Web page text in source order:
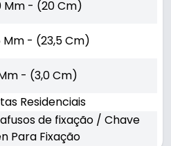
Mm - (20 Cm)
Mm - (23,5 Cm)
- (3,0 Cm)
Residenciais
de fixação / Chave
Para Fixação